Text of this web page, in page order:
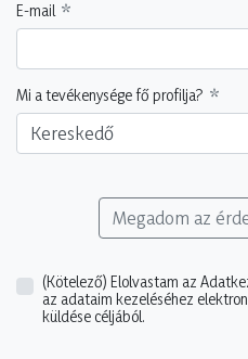
E-mail
Mi a tevékenysége fő profilja?
Kereskedő
Megadom az
(Kötelező) Elolvastam az
az adataim kezeléséhez
küldése céljából.